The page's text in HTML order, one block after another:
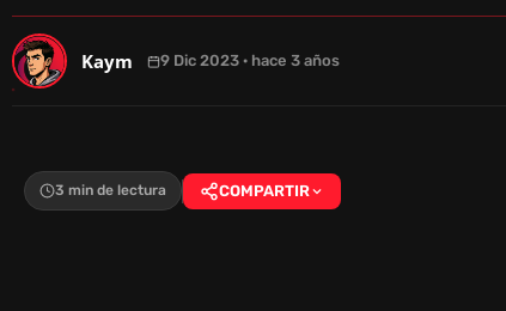
Kaym 9 Dic 2023 · hace 3 años
3 min de lectura COMPARTIR